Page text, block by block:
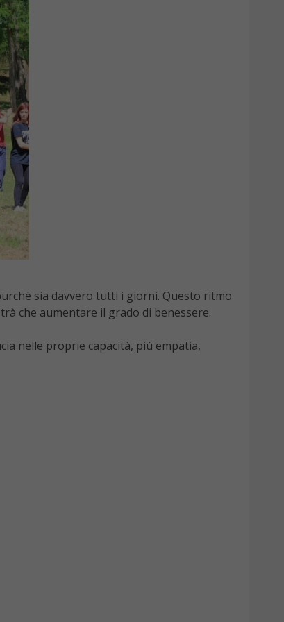
sia davvero tutti i giorni. Questo ritmo
che aumentare il grado di benessere.
nelle proprie capacità, più empatia,